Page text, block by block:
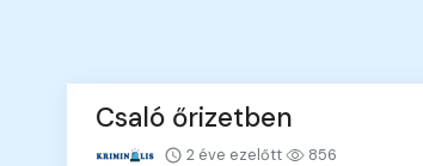
Csaló őrizetben
2 éve ezelőtt 856